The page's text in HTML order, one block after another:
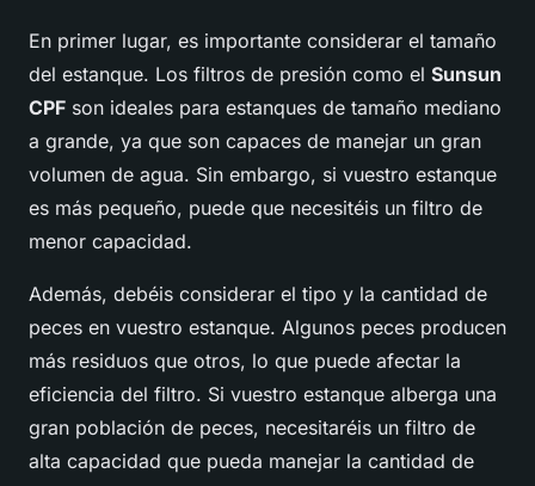
En primer lugar, es importante considerar el tamaño
del estanque. Los filtros de presión como el Sunsun
CPF son ideales para estanques de tamaño mediano
a grande, ya que son capaces de manejar un gran
volumen de agua. Sin embargo, si vuestro estanque
es más pequeño, puede que necesitéis un filtro de
menor capacidad.
Además, debéis considerar el tipo y la cantidad de
peces en vuestro estanque. Algunos peces producen
más residuos que otros, lo que puede afectar la
eficiencia del filtro. Si vuestro estanque alberga una
gran población de peces, necesitaréis un filtro de
alta capacidad que pueda manejar la cantidad de